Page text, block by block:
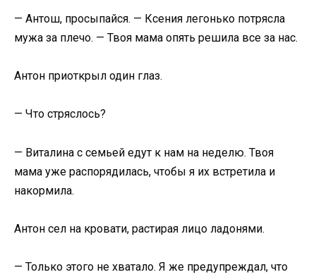
— Антош, просыпайся. — Ксения легонько потрясла
мужа за плечо. — Твоя мама опять решила все за нас.
Антон приоткрыл один глаз.
— Что стряслось?
— Виталина с семьей едут к нам на неделю. Твоя
мама уже распорядилась, чтобы я их встретила и
накормила.
Антон сел на кровати, растирая лицо ладонями.
— Только этого не хватало. Я же предупреждал, что